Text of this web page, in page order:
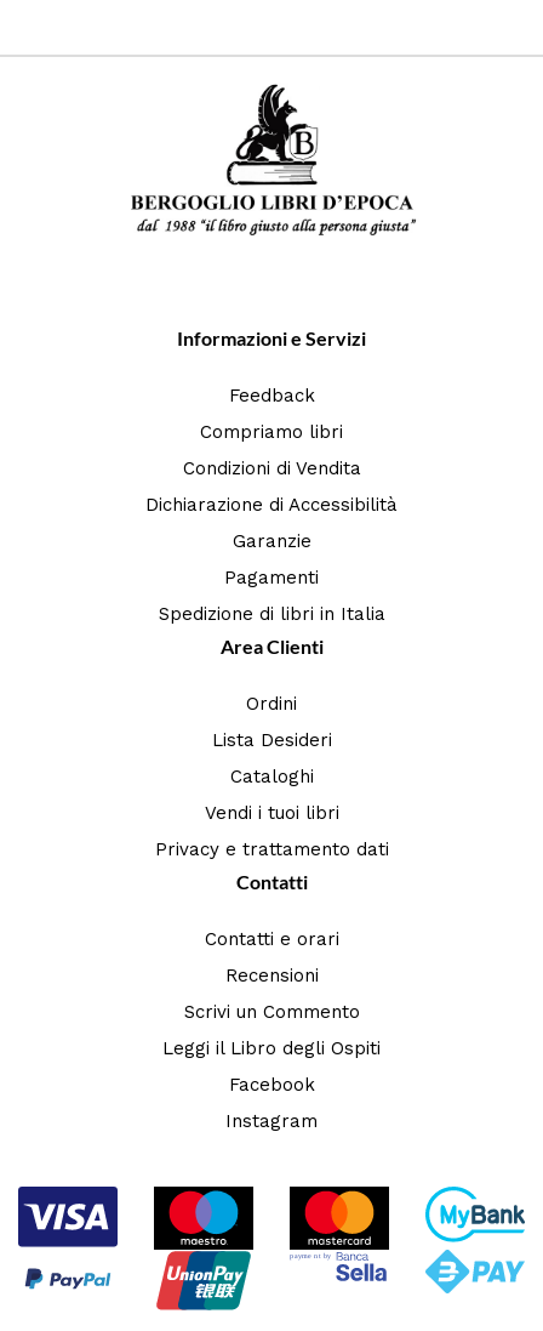
Informazioni e Servizi
Feedback
Compriamo libri
Condizioni di Vendita
Dichiarazione di Accessibilità
Garanzie
Pagamenti
Spedizione di libri in Italia
Area Clienti
Ordini
Lista Desideri
Cataloghi
Vendi i tuoi libri
Privacy e trattamento dati
Contatti
Contatti e orari
Recensioni
Scrivi un Commento
Leggi il Libro degli Ospiti
Facebook
Instagram